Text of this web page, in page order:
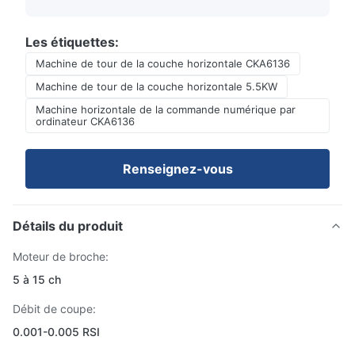
Les étiquettes:
Machine de tour de la couche horizontale CKA6136
Machine de tour de la couche horizontale 5.5KW
Machine horizontale de la commande numérique par
ordinateur CKA6136
Renseignez-vous
Détails du produit
Moteur de broche:
5 à 15 ch
Débit de coupe:
0.001-0.005 RSI